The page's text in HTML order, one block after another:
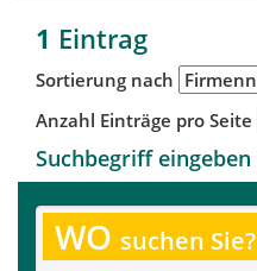
1 Eintrag
Sortierung nach
Anzahl Einträge pro Seite
Suchbegriff
WO suchen Sie?